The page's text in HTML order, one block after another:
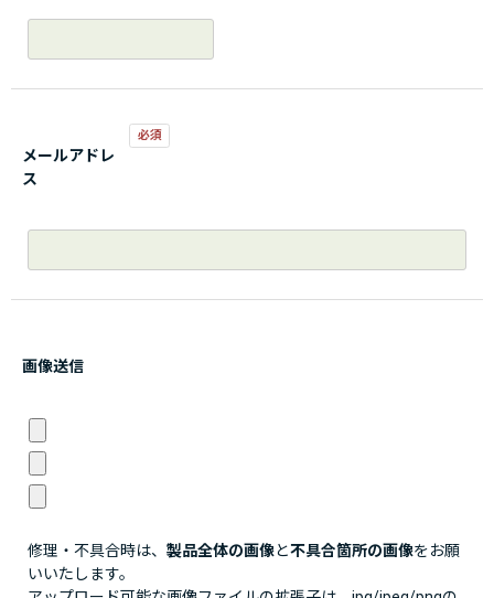
メールアドレ
ス
画像送信
修理・不具合時は、 製品全体の画像と不具合箇所の画像をお願
いいたします。